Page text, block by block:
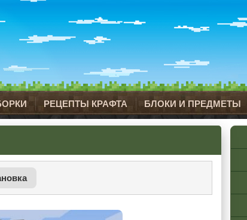
РЕЦЕПТЫ КРАФТА БЛОКИ И ПРЕДМЕТЫ